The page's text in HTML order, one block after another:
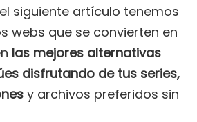
siguiente artículo tenemos
webs que se convierten en
las mejores alternativas
disfrutando de tus series,
y archivos preferidos sin